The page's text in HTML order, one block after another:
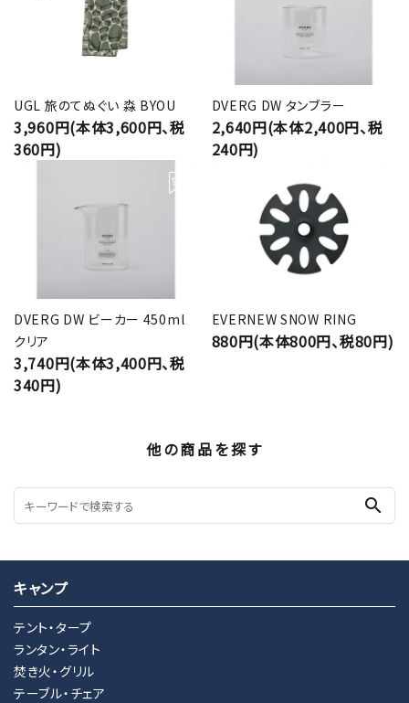
UGL 旅のてぬぐい 淼 BYOU
3,960円(本体3,600円、税
360円)
DVERG DW タンブラー
2,640円(本体2,400円、税
240円)
DVERG DW ビーカー 450ml
クリア
3,740円(本体3,400円、税
340円)
EVERNEW SNOW RING
880円(本体800円、税80円)
他の商品を探す
search
キャンプ
テント・タープ
ランタン・ライト
焚き火・グリル
テーブル・チェア